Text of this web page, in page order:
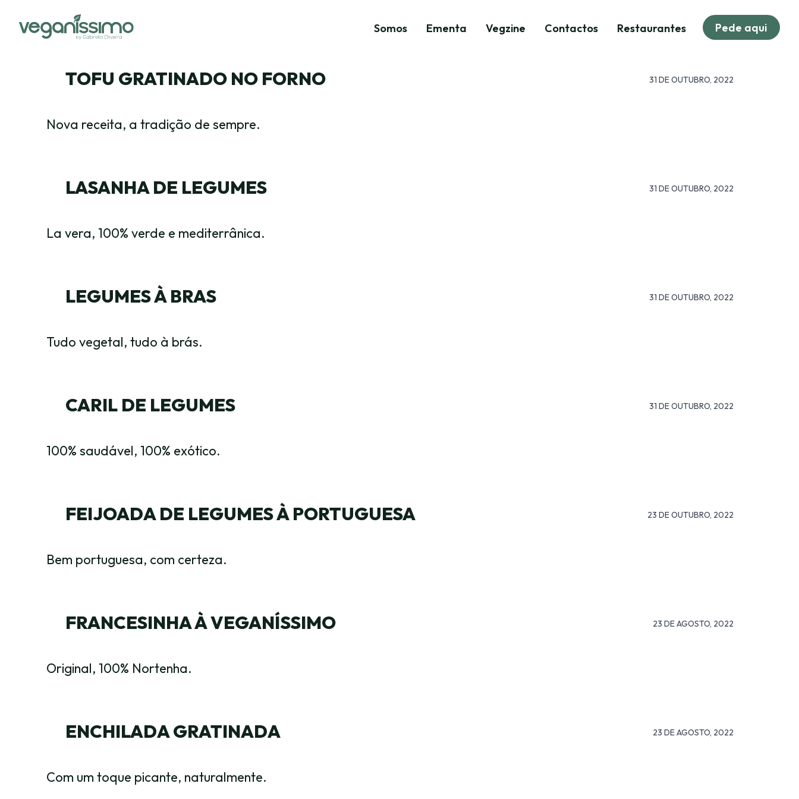
Somos Ementa Vegzine Contactos Restaurantes Pede aqui
TOFU GRATINADO NO FORNO 31 DE OUTUBRO, 2022
Nova receita, a tradição de sempre.
LASANHA DE LEGUMES 31 DE OUTUBRO, 2022
La vera, 100% verde e mediterrânica.
LEGUMES À BRAS 31 DE OUTUBRO, 2022
Tudo vegetal, tudo à brás.
CARIL DE LEGUMES 31 DE OUTUBRO, 2022
100% saudável, 100% exótico.
FEIJOADA DE LEGUMES À PORTUGUESA 23 DE OUTUBRO, 2022
Bem portuguesa, com certeza.
FRANCESINHA À VEGANÍSSIMO 23 DE AGOSTO, 2022
Original, 100% Nortenha.
ENCHILADA GRATINADA 23 DE AGOSTO, 2022
Com um toque picante, naturalmente.